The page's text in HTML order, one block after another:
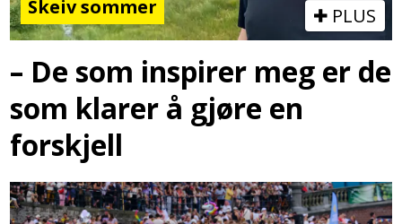
Skeiv sommer PLUS
– De som inspirer meg er de
som klarer å gjøre en
forskjell